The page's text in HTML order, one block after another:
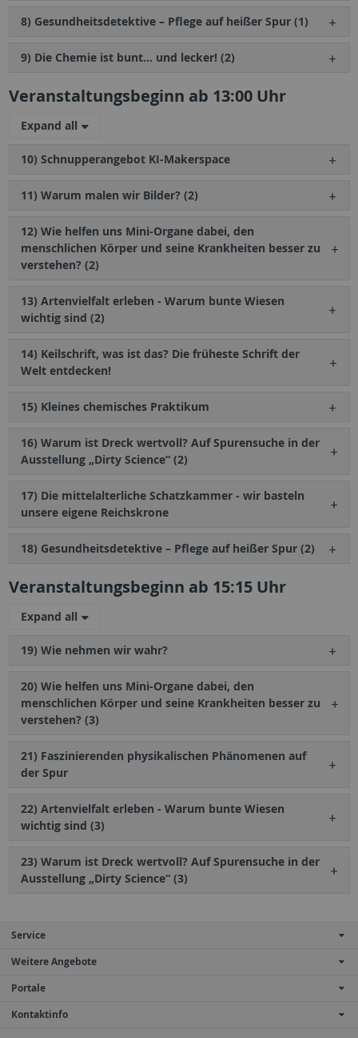
8) Gesundheitsdetektive – Pflege auf heißer Spur (1)
9) Die Chemie ist bunt… und lecker! (2)
Veranstaltungsbeginn ab 13:00 Uhr
Expand all
10) Schnupperangebot KI-Makerspace
11) Warum malen wir Bilder? (2)
12) Wie helfen uns Mini-Organe dabei, den
menschlichen Körper und seine Krankheiten besser zu
verstehen? (2)
13) Artenvielfalt erleben - Warum bunte Wiesen
wichtig sind (2)
14) Keilschrift, was ist das? Die früheste Schrift der
Welt entdecken!
15) Kleines chemisches Praktikum
16) Warum ist Dreck wertvoll? Auf Spurensuche in der
Ausstellung „Dirty Science“ (2)
17) Die mittelalterliche Schatzkammer - wir basteln
unsere eigene Reichskrone
18) Gesundheitsdetektive – Pflege auf heißer Spur (2)
Veranstaltungsbeginn ab 15:15 Uhr
Expand all
19) Wie nehmen wir wahr?
20) Wie helfen uns Mini-Organe dabei, den
menschlichen Körper und seine Krankheiten besser zu
verstehen? (3)
21) Faszinierenden physikalischen Phänomenen auf
der Spur
22) Artenvielfalt erleben - Warum bunte Wiesen
wichtig sind (3)
23) Warum ist Dreck wertvoll? Auf Spurensuche in der
Ausstellung „Dirty Science“ (3)
Service
Weitere Angebote
Portale
Kontaktinfo